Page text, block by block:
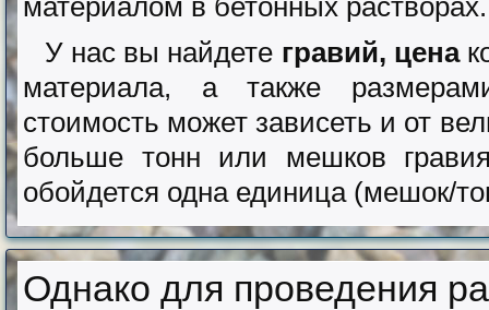
материалом в бетонных растворах.
У нас вы найдете гравий, цена
материала, а также
стоимость может зависеть и от
больше тонн или мешков
обойдется одна единица (мешок/
Однако для проведения